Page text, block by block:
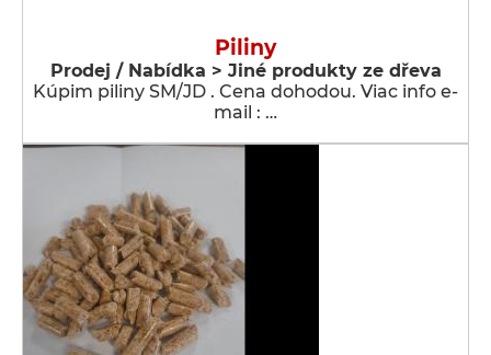
Piliny
Prodej / Nabídka > Jiné produkty ze dřeva
Kúpim piliny SM/JD . Cena dohodou. Viac info e-
mail : …